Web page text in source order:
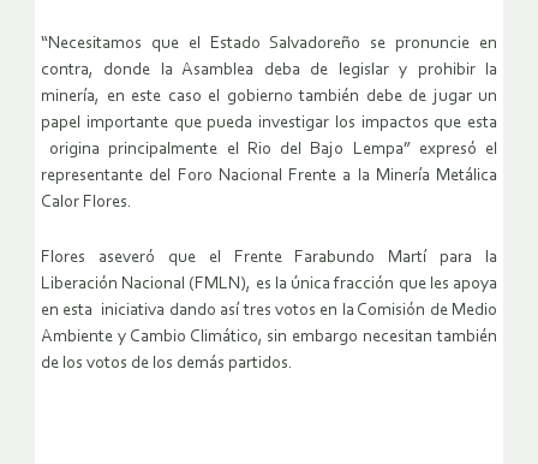
“Necesitamos que el Estado Salvadoreño se pronuncie en
contra, donde la Asamblea deba de legislar y prohibir la
minería, en este caso el gobierno también debe de jugar un
papel importante que pueda investigar los impactos que esta
origina principalmente el Rio del Bajo Lempa” expresó el
representante del Foro Nacional Frente a la Minería Metálica
Calor Flores.
Flores aseveró que el Frente Farabundo Martí para la
Liberación Nacional (FMLN), es la única fracción que les apoya
en esta iniciativa dando así tres votos en la Comisión de Medio
Ambiente y Cambio Climático, sin embargo necesitan también
de los votos de los demás partidos.